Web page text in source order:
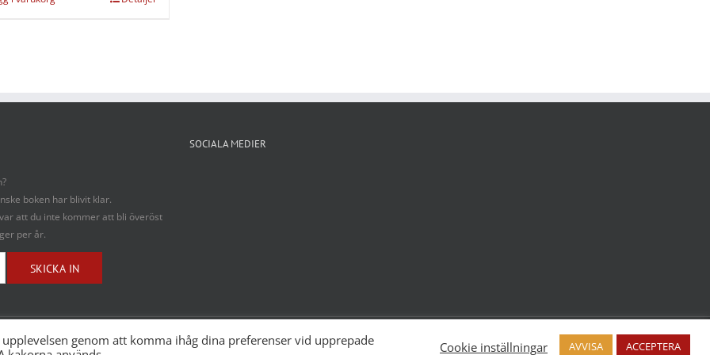
boken har blivit klar.
att du inte kommer att bli överöst
per år.
SOCIALA MEDIER
Facebook
Twitter InstagramYouTubeLinkedIn
genom att komma ihåg dina preferenser vid upprepade
Cookie inställningar AVVISA ACCEPTERA